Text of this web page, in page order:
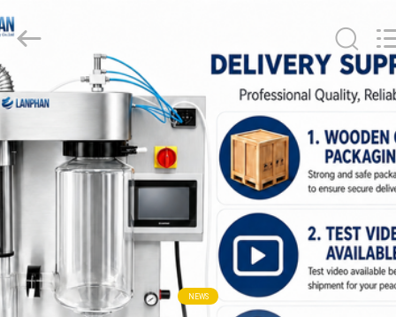
HAUS
PRODUKTE
VIDEOS
ÜBER
UNS
Lanphan
Industry
Co.,Ltd.
Reserved.
NEWS